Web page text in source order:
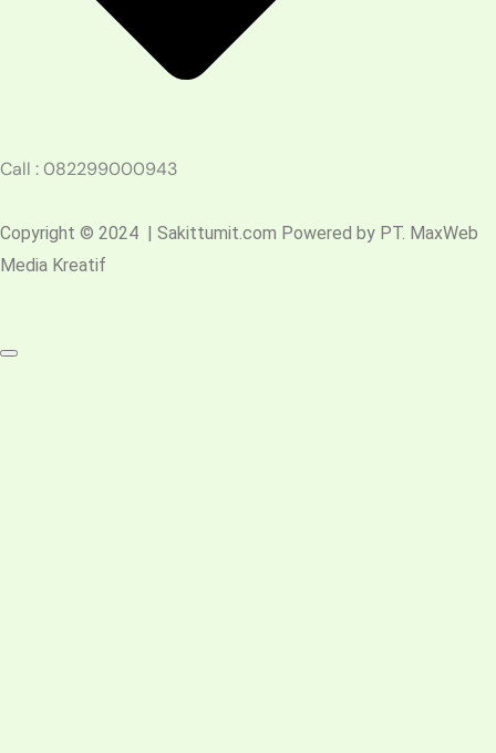
Call : 082299000943
Copyright © 2024 | Sakittumit.com Powered by PT. MaxWeb
Media Kreatif